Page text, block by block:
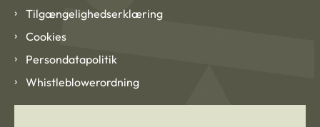
Tilgængelighedserklæring
Cookies
Persondatapolitik
Whistleblowerordning